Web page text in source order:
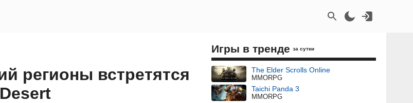
регионы встретятся
Игры в тренде за сутки
The Elder Scrolls Online
MMORPG
Taichi Panda 3
MMORPG